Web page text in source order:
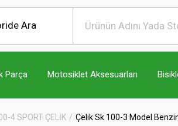
Parça Motosiklet Aksesuarları
4 SPORT ÇELİK Çelik Sk 100-3 Model